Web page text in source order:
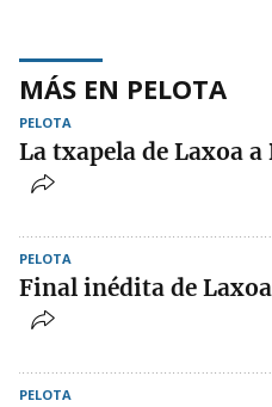
MÁS EN PELOTA
PELOTA
La txapela de Laxoa a
PELOTA
Final inédita de Laxoa
PELOTA